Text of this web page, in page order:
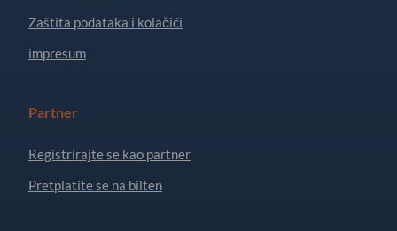
Zaštita podataka i kolačići
impresum
Partner
Registrirajte se kao partner
Pretplatite se na bilten